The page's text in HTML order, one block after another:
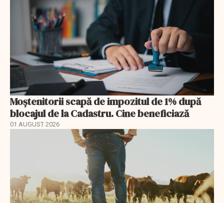
Moștenitorii scapă de impozitul de 1% după
blocajul de la Cadastru. Cine beneficiază
01 AUGUST 2026